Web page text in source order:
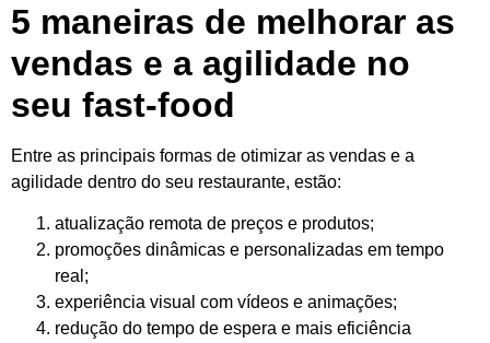
5 maneiras de melhorar as
vendas e a agilidade no
seu fast-food
Entre as principais formas de otimizar as vendas e a
agilidade dentro do seu restaurante, estão:
atualização remota de preços e produtos;
promoções dinâmicas e personalizadas em tempo
real;
experiência visual com vídeos e animações;
redução do tempo de espera e mais eficiência